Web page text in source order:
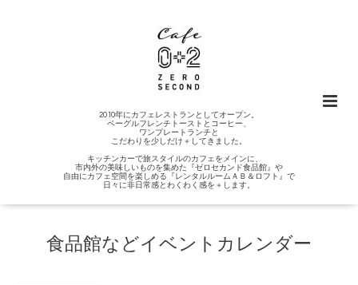
2010年にカフェレストランとしてオープン。
ベーグルフレンチトーストとコーヒー、
ワンプレートランチと
こだわりを少しだけ＋してきました。
キッチンカーで旅スタイルのカフェをメインに、
市内外の美味しいものを集めた『ゼロセカンド食品館』や
自由にカフェ空間を楽しめる『レンタルルームＡＢ＆ロフト』で
日々に非日常感とわくわく感を＋します。
食品館などイベントカレンダー